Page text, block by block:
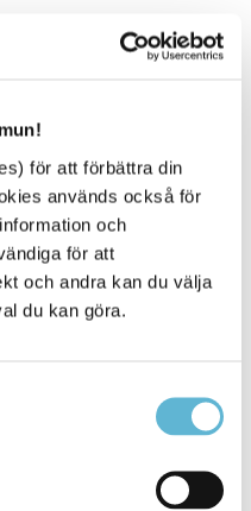
för att förbättra din
används också för
och
för att
och andra kan du välja
du kan göra.